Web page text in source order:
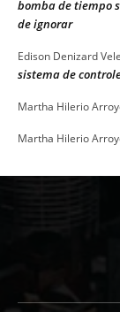
bomba de tiempo
de ignorar
Edison Denizard
sistema de
Martha Hilerio
Martha Hilerio